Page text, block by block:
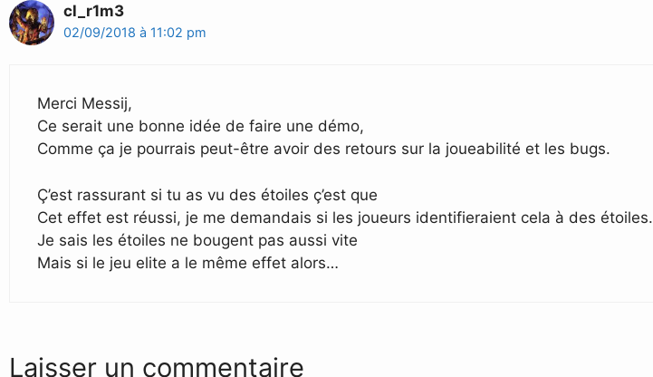
cl_r1m3
02/09/2018 à 11:02 pm
Merci Messij,
Ce serait une bonne idée de faire une démo,
Comme ça je pourrais peut-être avoir des retours sur la joueabilité et les bugs.
Ç’est rassurant si tu as vu des étoiles ç’est que
Cet effet est réussi, je me demandais si les joueurs identifieraient cela à des étoiles.
Je sais les étoiles ne bougent pas aussi vite
Mais si le jeu elite a le même effet alors…
Laisser un commentaire